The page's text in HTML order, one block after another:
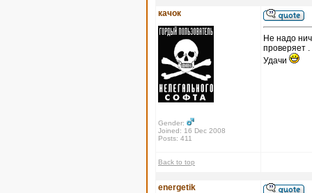
качок
Gender:
Joined: 16 Dec 2008
Posts: 411
Не надо
проверяет .
Удачи
Back to top
energetik